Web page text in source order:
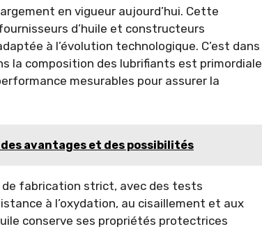
en vigueur aujourd’hui. Cette
d’huile et constructeurs
à l’évolution technologique. C’est dans
la composition des lubrifiants est primordiale
mesurables pour assurer la
avantages et des possibilités
de fabrication strict, avec des tests
à l’oxydation, au cisaillement et aux
conserve ses propriétés protectrices